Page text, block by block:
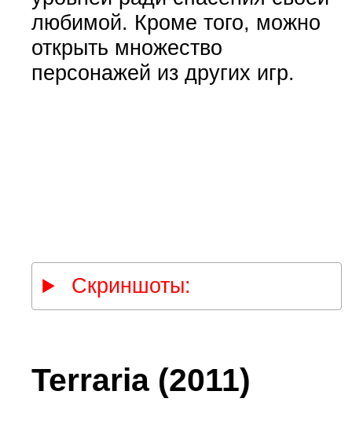
любимой. Кроме того, можно
открыть множество
персонажей из других игр.
Скриншоты:
Terraria (2011)